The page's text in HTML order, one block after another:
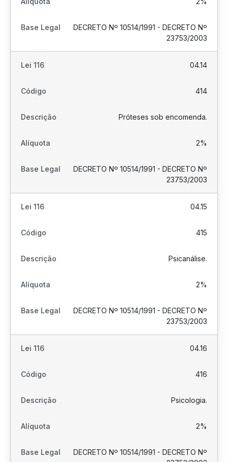
DECRETO Nº 10514/1991 - DECRETO Nº
23753/2003
04.14
414
Próteses sob encomenda.
2%
DECRETO Nº 10514/1991 - DECRETO Nº
23753/2003
04.15
415
Psicanálise.
2%
DECRETO Nº 10514/1991 - DECRETO Nº
23753/2003
04.16
416
Psicologia.
2%
DECRETO Nº 10514/1991 - DECRETO Nº